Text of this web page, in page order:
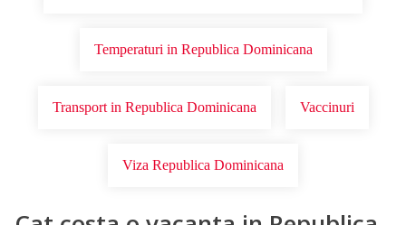
Temperaturi in Republica Dominicana
Transport in Republica Dominicana Vaccinuri
Viza Republica Dominicana